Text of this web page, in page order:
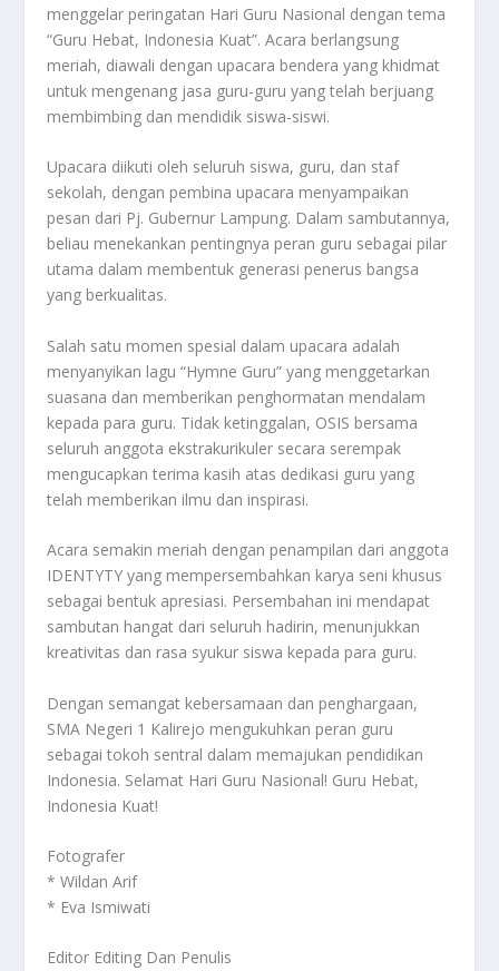
menggelar peringatan Hari Guru Nasional dengan tema
“Guru Hebat, Indonesia Kuat”. Acara berlangsung
meriah, diawali dengan upacara bendera yang khidmat
untuk mengenang jasa guru-guru yang telah berjuang
membimbing dan mendidik siswa-siswi.
Upacara diikuti oleh seluruh siswa, guru, dan staf
sekolah, dengan pembina upacara menyampaikan
pesan dari Pj. Gubernur Lampung. Dalam sambutannya,
beliau menekankan pentingnya peran guru sebagai pilar
utama dalam membentuk generasi penerus bangsa
yang berkualitas.
Salah satu momen spesial dalam upacara adalah
menyanyikan lagu “Hymne Guru” yang menggetarkan
suasana dan memberikan penghormatan mendalam
kepada para guru. Tidak ketinggalan, OSIS bersama
seluruh anggota ekstrakurikuler secara serempak
mengucapkan terima kasih atas dedikasi guru yang
telah memberikan ilmu dan inspirasi.
Acara semakin meriah dengan penampilan dari anggota
IDENTYTY yang mempersembahkan karya seni khusus
sebagai bentuk apresiasi. Persembahan ini mendapat
sambutan hangat dari seluruh hadirin, menunjukkan
kreativitas dan rasa syukur siswa kepada para guru.
Dengan semangat kebersamaan dan penghargaan,
SMA Negeri 1 Kalirejo mengukuhkan peran guru
sebagai tokoh sentral dalam memajukan pendidikan
Indonesia. Selamat Hari Guru Nasional! Guru Hebat,
Indonesia Kuat!
Fotografer
* Wildan Arif
* Eva Ismiwati
Editor Editing Dan Penulis